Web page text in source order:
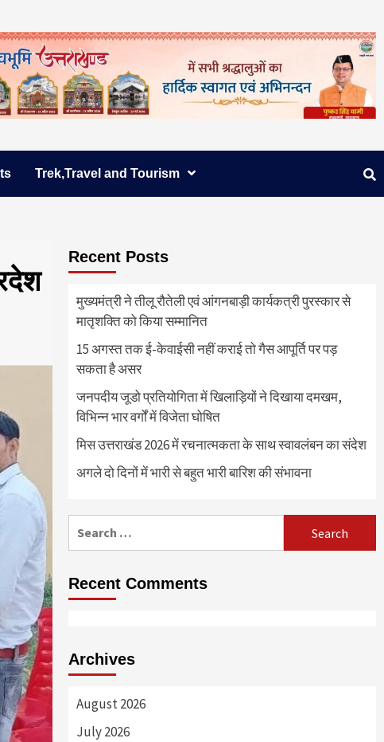
Trek,Travel and Tourism
Recent Posts
मुख्यमंत्री ने तीलू रौतेली एवं आंगनबाड़ी कार्यकत्री पुरस्कार से
मातृशक्ति को किया सम्मानित
15 अगस्त तक ई-केवाईसी नहीं कराई तो गैस आपूर्ति पर पड़
सकता है असर
जनपदीय जूडो प्रतियोगिता में खिलाड़ियों ने दिखाया दमखम,
विभिन्न भार वर्गों में विजेता घोषित
मिस उत्तराखंड 2026 में रचनात्मकता के साथ स्वावलंबन का संदेश
अगले दो दिनों में भारी से बहुत भारी बारिश की संभावना
Recent Comments
Archives
August 2026
July 2026